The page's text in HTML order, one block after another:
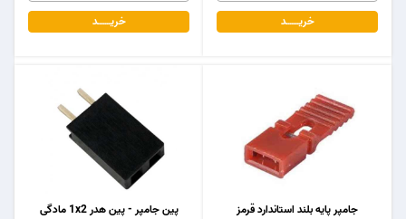
خریـــــــد
خریـــــــد
پین جامپر - پین هدر 1x2 مادگی جامپر پایه بلند استاندارد قرمز